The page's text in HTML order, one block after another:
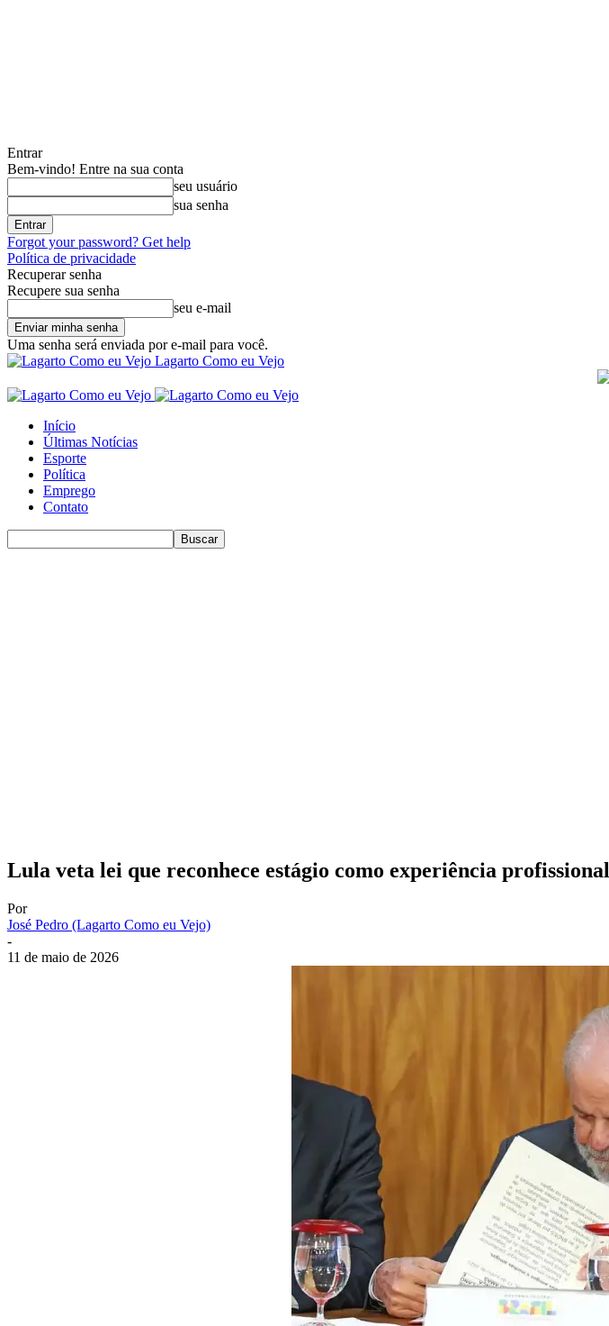
Entrar
Bem-vindo! Entre na sua conta
seu usuário
sua senha
Forgot your password? Get help
Política de privacidade
Recuperar senha
Recupere sua senha
seu e-mail
Uma senha será enviada por e-mail para você.
Lagarto Como eu Vejo
Início
Últimas Notícias
Esporte
Política
Emprego
Contato
Lula veta lei que reconhece estágio como experiência profissional
Por
José Pedro (Lagarto Como eu Vejo)
-
11 de maio de 2026